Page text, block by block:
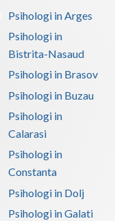
Psihologi in Arges
Psihologi in
Bistrita-Nasaud
Psihologi in Brasov
Psihologi in Buzau
Psihologi in
Calarasi
Psihologi in
Constanta
Psihologi in Dolj
Psihologi in Galati